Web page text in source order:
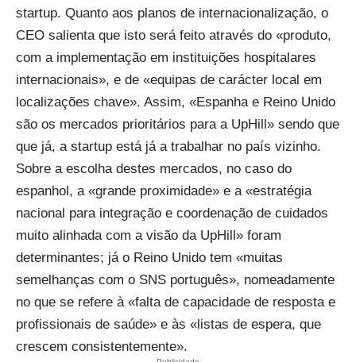
startup. Quanto aos planos de internacionalização, o
CEO salienta que isto será feito através do «produto,
com a implementação em instituições hospitalares
internacionais», e de «equipas de carácter local em
localizações chave». Assim, «Espanha e Reino Unido
são os mercados prioritários para a UpHill» sendo que
que já, a startup está já a trabalhar no país vizinho.
Sobre a escolha destes mercados, no caso do
espanhol, a «grande proximidade» e a «estratégia
nacional para integração e coordenação de cuidados
muito alinhada com a visão da UpHill» foram
determinantes; já o Reino Unido tem «muitas
semelhanças com o SNS português», nomeadamente
no que se refere à «falta de capacidade de resposta e
profissionais de saúde» e às «listas de espera, que
crescem consistentemente».